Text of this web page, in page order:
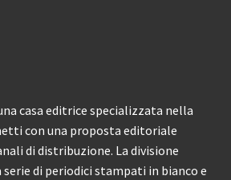
casa editrice specializzata nella
con una proposta editoriale
di distribuzione. La divisione
di periodici stampati in bianco e